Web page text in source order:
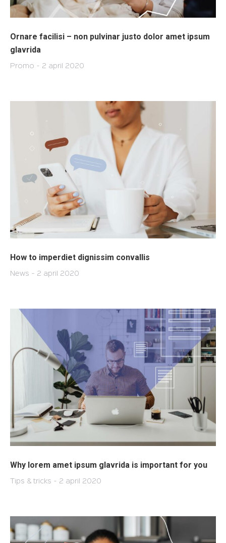
Ornare facilisi – non pulvinar justo dolor amet ipsum
glavrida
Promo 2 april 2020
How to imperdiet dignissim convallis
News 2 april 2020
Why lorem amet ipsum glavrida is important for you
Tips & tricks 2 april 2020